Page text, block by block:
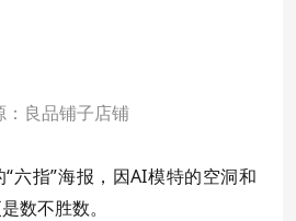
：良品铺子店铺
六指”海报，因AI模特的空洞和
数不胜数。